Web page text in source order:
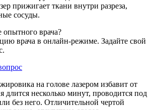
прижигает ткани внутри разреза,
сосуды.
опытного врача?
врача в онлайн-режиме. Задайте свой
на голове лазером избавит от
длится несколько минут, проводится под
без него. Отличительной чертой